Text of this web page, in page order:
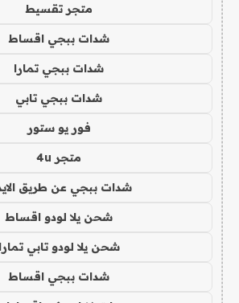
متجر تقسيط
شدات ببجي اقساط
شدات ببجي تمارا
شدات ببجي تابي
فور يو ستور
متجر 4u
شدات ببجي عن طريق
شحن يلا لودو اقساط
شحن يلا لودو تابي تمارا
شدات ببجي اقساط